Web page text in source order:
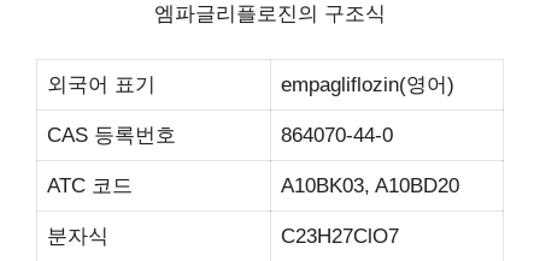
엠파글리플로진의 구조식
외국어 표기 empagliflozin(영어)
CAS 등록번호 864070-44-0
ATC 코드 A10BK03, A10BD20
분자식 C23H27ClO7